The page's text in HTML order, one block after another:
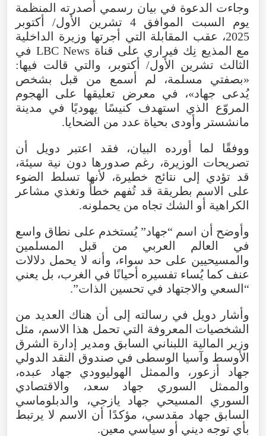
وجاءت الدعوة في بيان رسمي أصدرته المنظمة
يوم السبت الموافق 4 تشرين الأول/ أكتوبر
2025، عقب المقابلة التي أجرتها وزيرة الداخلية
مع المذيع نِك فيراري على قناة LBC News في
الثالث تشرين الأول/ أكتوبر، والتي قالت فيها:
«بصفتي مسلمة، لم أسمع من قبل بشخص
يُدعى جهاد»، في معرض تعليقها على الهجوم
المروّع الذي استهدف كنيسًا يهوديًا في مدينة
مانشستر وأودى بحياة عدد من الضحايا.
ووفقًا لما أورده البيان، فقد اعتبر دويل أن
تصريحات الوزيرة، رغم صدورها دون نية سيئة،
قد تؤدي إلى نتائج خطيرة، لأنها تسلط الضوء
على الاسم بطريقة قد تُفهم خطأً وتغذي مشاعر
الكراهية أو الشك تجاه من يحملونه.
وأوضح أن اسم “جهاد” يُستخدم على نطاق واسع
في العالم العربي من قبل المسلمين
والمسيحيين على حد سواء، وأنه لا يحمل دلالات
عنف كما يُساء تفسيره أحيانًا في الغرب، بل يعني
“السعي والاجتهاد في تحسين الذات”.
وأشار دويل في رسالته إلى أن هناك العديد من
الشخصيات المعروفة التي تحمل هذا الاسم، مثل
وزير المالية اللبناني السابق ومدير إدارة الشرق
الأوسط وآسيا الوسطى في صندوق النقد الدولي
جهاد أزعور، والممثل الهوليوودي جهاد عبده،
والممثل السوري جهاد سعد، والاقتصادي
السوري المسيحي جهاد يازجي، والدبلوماسي
السابق جهاد مقدسي، مؤكدًا أن الاسم لا يرتبط
بأي توجه ديني أو سياسي معين.